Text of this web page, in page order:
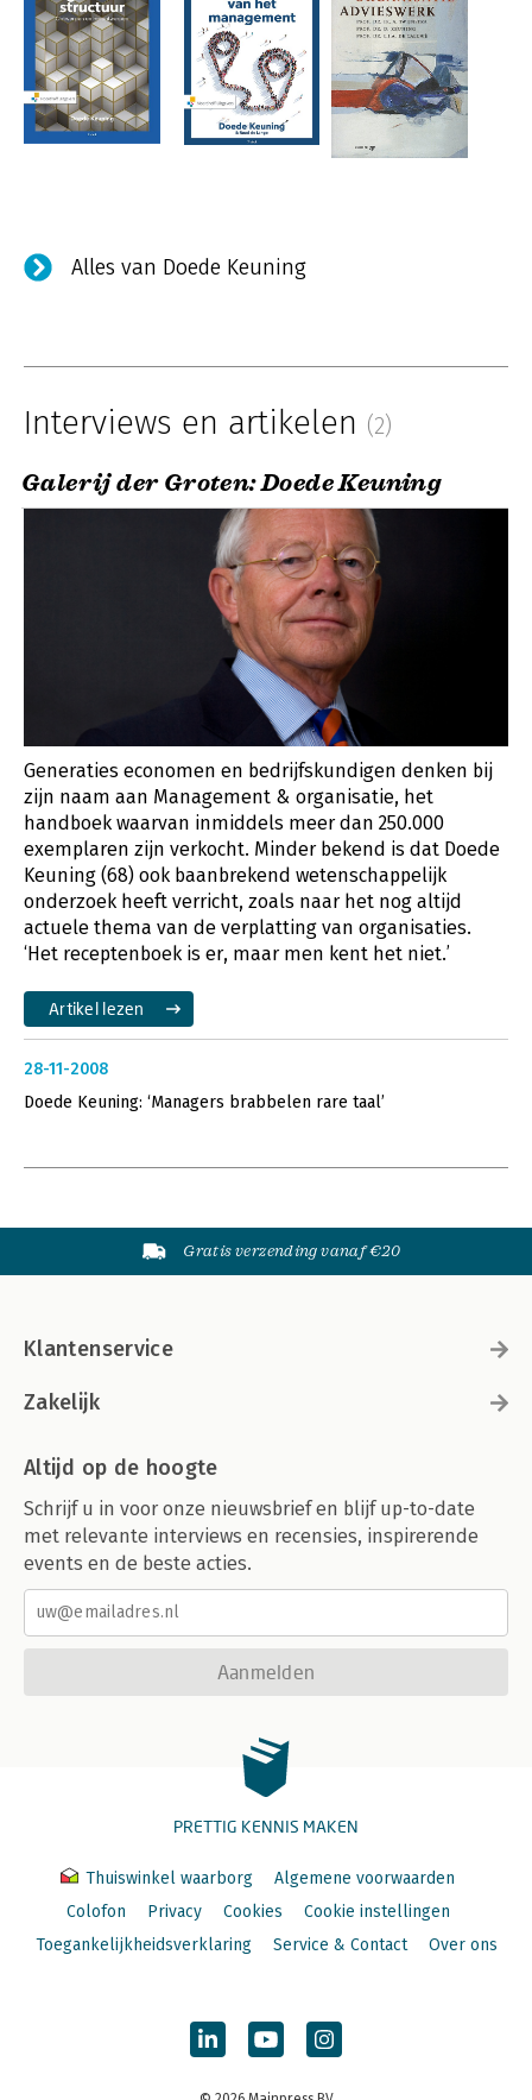
Alles van Doede Keuning
Interviews en artikelen (2)
Galerij der Groten: Doede Keuning
Generaties economen en bedrijfskundigen denken bij
zijn naam aan Management & organisatie, het
handboek waarvan inmiddels meer dan 250.000
exemplaren zijn verkocht. Minder bekend is dat Doede
Keuning (68) ook baanbrekend wetenschappelijk
onderzoek heeft verricht, zoals naar het nog altijd
actuele thema van de verplatting van organisaties.
‘Het receptenboek is er, maar men kent het niet.’
Artikel lezen
28-11-2008
Doede Keuning: ‘Managers brabbelen rare taal’
Gratis verzending vanaf €20
Klantenservice
Zakelijk
Altijd op de hoogte
Schrijf u in voor onze nieuwsbrief en blijf up-to-date
met relevante interviews en recensies, inspirerende
events en de beste acties.
Aanmelden
PRETTIG KENNIS MAKEN
Thuiswinkel waarborg
Algemene voorwaarden
Colofon
Privacy Cookies
Cookie instellingen
Toegankelijkheidsverklaring
Service & Contact Over ons